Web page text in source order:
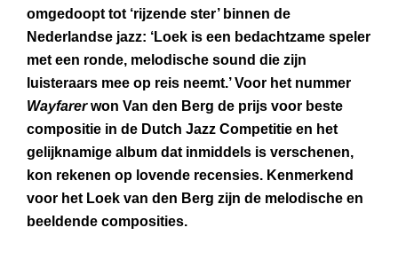
omgedoopt tot ‘rijzende ster’ binnen de
Nederlandse jazz: ‘Loek is een bedachtzame speler
met een ronde, melodische sound die zijn
luisteraars mee op reis neemt.’ Voor het nummer
Wayfarerwon Van den Berg de prijs voor beste
compositie in de Dutch Jazz Competitie en het
gelijknamige album dat inmiddels is verschenen,
kon rekenen op lovende recensies. Kenmerkend
voor het Loek van den Berg zijn de melodische en
beeldende composities.